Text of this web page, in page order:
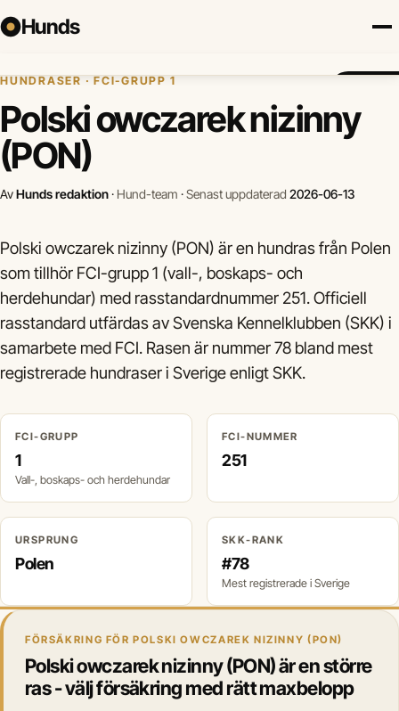
Hunds
Försäkring Hundraser Lokalt
HUNDRASER · FCI-GRUPP 1
Polski owczarek nizinny
(PON)
AvHunds redaktion· Hund-team ·Senast uppdaterad 2026-06-13
Polski owczarek nizinny (PON) är en hundras från Polen
som tillhör FCI-grupp 1 (vall-, boskaps- och
herdehundar) med rasstandardnummer 251. Officiell
rasstandard utfärdas av Svenska Kennelklubben (SKK) i
samarbete med FCI. Rasen är nummer 78 bland mest
registrerade hundraser i Sverige enligt SKK.
FCI-GRUPP
1
Vall-, boskaps- och herdehundar
FCI-NUMMER
251
URSPRUNG
Polen
SKK-RANK
#78
Mest registrerade i Sverige
FÖRSÄKRING FÖR POLSKI OWCZAREK NIZINNY (PON)
Polski owczarek nizinny (PON) är en större
ras - välj försäkring med rätt maxbelopp